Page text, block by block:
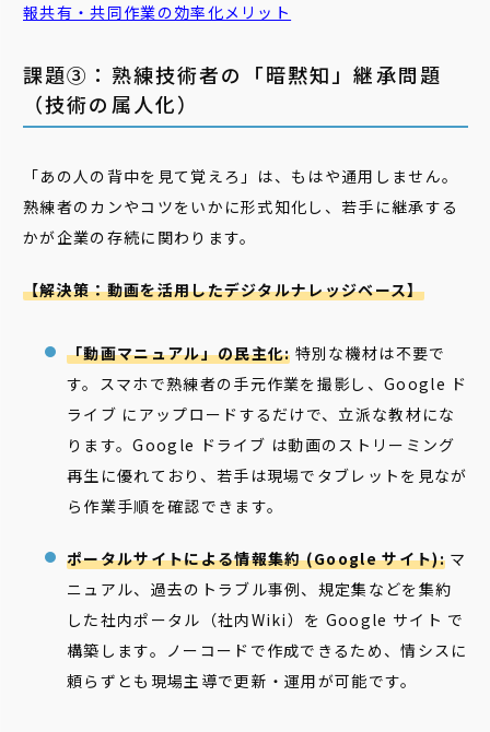
報共有・共同作業の効率化メリット
課題③：熟練技術者の「暗黙知」継承問題
（技術の属人化）
「あの人の背中を見て覚えろ」は、もはや通用しません。
熟練者のカンやコツをいかに形式知化し、若手に継承する
かが企業の存続に関わります。
【解決策：動画を活用したデジタルナレッジベース】
「動画マニュアル」の民主化: 特別な機材は不要で
す。スマホで熟練者の手元作業を撮影し、Google ド
ライブ にアップロードするだけで、立派な教材にな
ります。Google ドライブ は動画のストリーミング
再生に優れており、若手は現場でタブレットを見なが
ら作業手順を確認できます。
ポータルサイトによる情報集約 (Google サイト):マ
ニュアル、過去のトラブル事例、規定集などを集約
した社内ポータル（社内Wiki）を Google サイト で
構築します。ノーコードで作成できるため、情シスに
頼らずとも現場主導で更新・運用が可能です。